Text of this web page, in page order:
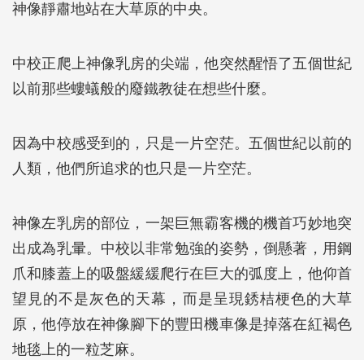
神像靜肅地站在大草原的中央。
中校正爬上神像乳房的尖端，他突然醒悟了五個世紀
以前那些螻蟻般的廢鐵教徒在想些什麼。
因為中校感受到的，只是一片空茫。五個世紀以前的
人類，他們所追求的也只是一片空茫。
神像左乳房的部位，一架巨無霸客機的機首巧妙地突
出成為乳暈。中校以非常勉強的姿勢，倒懸著，用鋼
爪和膝蓋上的吸盤緩緩爬行在巨大的弧度上，他仰首
望見的不是灰色的天幕，而是呈現銹桔梗色的大草
原，他停放在神像腳下的豐田機車像是掉落在紅褐色
地毯上的一粒芝麻。